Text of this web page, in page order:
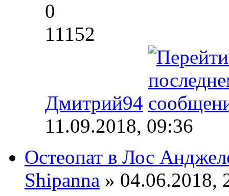
0
11152
Дмитрий94
11.09.2018, 09:36
Остеопат в Лос
Shipanna » 04.06.2018,